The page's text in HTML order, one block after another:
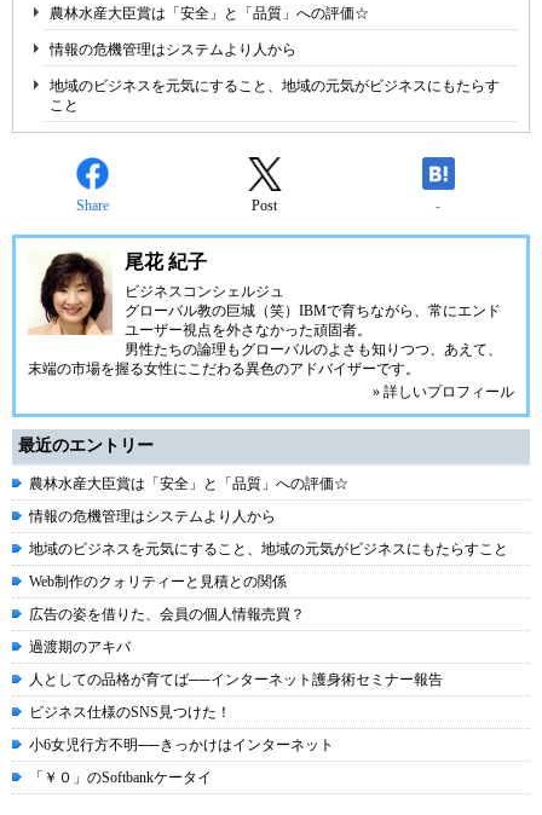
農林水産大臣賞は「安全」と「品質」への評価☆
情報の危機管理はシステムより人から
地域のビジネスを元気にすること、地域の元気がビジネスにもたらす
こと
Share Post -
尾花 紀子
ビジネスコンシェルジュ
グローバル教の巨城（笑）IBMで育ちながら、常にエンド
ユーザー視点を外さなかった頑固者。
男性たちの論理もグローバルのよさも知りつつ、あえて、
末端の市場を握る女性にこだわる異色のアドバイザーです。
» 詳しいプロフィール
最近のエントリー
農林水産大臣賞は「安全」と「品質」への評価☆
情報の危機管理はシステムより人から
地域のビジネスを元気にすること、地域の元気がビジネスにもたらすこと
Web制作のクォリティーと見積との関係
広告の姿を借りた、会員の個人情報売買？
過渡期のアキバ
人としての品格が育てば──インターネット護身術セミナー報告
ビジネス仕様のSNS見つけた！
小6女児行方不明──きっかけはインターネット
「￥０」のSoftbankケータイ